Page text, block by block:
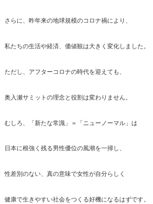
さらに、昨年来の地球規模のコロナ禍により、
私たちの生活や経済、価値観は大きく変化しました。
ただし、アフターコロナの時代を迎えても、
奥入瀬サミットの理念と役割は変わりません。
むしろ、「新たな常識」＝「ニューノーマル」は
日本に根強く残る男性優位の風潮を一掃し、
性差別のない、真の意味で女性が自分らしく
健康で生きやすい社会をつくる好機になるはずです。